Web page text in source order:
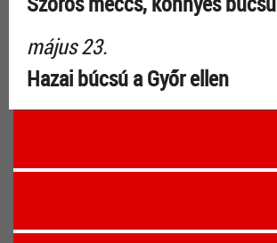
május 23.
Hazai búcsú a Győr ellen